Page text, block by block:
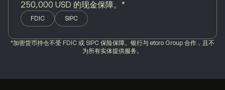
250,000 USD 的现金保障。*
FDIC SIPC
*加密货币持仓不受 FDIC 或 SIPC 保险保障。银行与 etoro Group 合作，且不
为所有实体提供服务。